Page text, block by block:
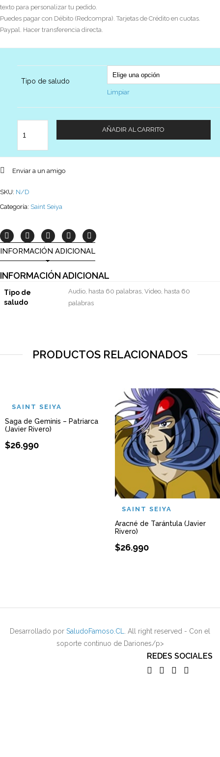
texto para personalizar tu pedido.
Puedes pagar con Débito (Redcompra). Tarjetas de Crédito en cuotas.
Paypal. Hacer transferencia directa.
Tipo de saludo
Limpiar
AÑADIR AL CARRITO
Enviar a un amigo
SKU: N/D
Categoría: Saint Seiya
INFORMACIÓN ADICIONAL
INFORMACIÓN ADICIONAL
Tipo de
saludo
Audio, hasta 60 palabras, Video, hasta 60
palabras
PRODUCTOS RELACIONADOS
SAINT SEIYA
Saga de Geminis – Patriarca
(Javier Rivero)
$26.990
SAINT SEIYA
Aracné de Tarántula (Javier
Rivero)
$26.990
Desarrollado por SaludoFamoso.CL
. All right reserved - Con el
soporte continuo de Dariones/p>
REDES SOCIALES